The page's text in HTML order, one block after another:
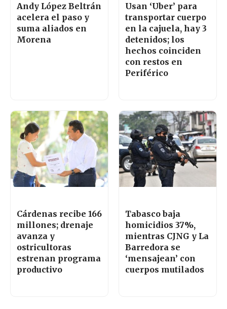
Andy López Beltrán
acelera el paso y
suma aliados en
Morena
Usan ‘Uber’ para
transportar cuerpo
en la cajuela, hay 3
detenidos; los
hechos coinciden
con restos en
Periférico
Cárdenas recibe 166
millones; drenaje
avanza y
ostricultoras
estrenan programa
productivo
Tabasco baja
homicidios 37%,
mientras CJNG y La
Barredora se
‘mensajean’ con
cuerpos mutilados